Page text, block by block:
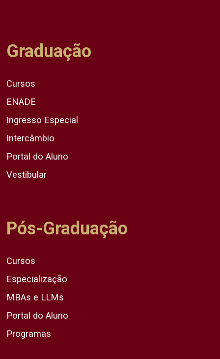
Graduação
Cursos
ENADE
Ingresso Especial
Intercâmbio
Portal do Aluno
Vestibular
Pós-Graduação
Cursos
Especialização
MBAs e LLMs
Portal do Aluno
Programas